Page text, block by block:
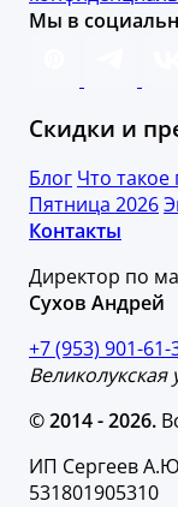
Мы в
Скидки и
Блог Что
Пятница 2026
Контакты
Директор по
Сухов Андрей
+7 (953) 901-61-
© 2014 - 2026.
ИП Сергеев
531801905310